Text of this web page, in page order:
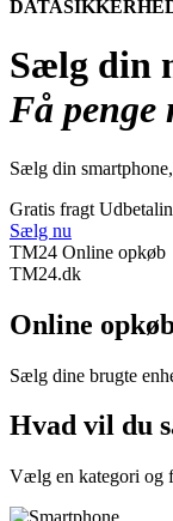
Sælg din
Få penge
Sælg din
Gratis fragt
Sælg nu
TM24 Online opkøb
TM24.dk
Online
Sælg dine brugte
Hvad vil du
Vælg en kategori og